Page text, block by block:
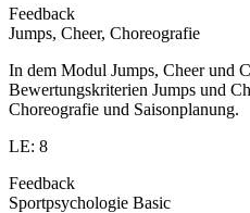
Feedback
Jumps, Cheer, Choreografie
In dem Modul Jumps, Cheer und
Bewertungskriterien Jumps und
Choreografie und Saisonplanung.
LE: 8
Feedback
Sportpsychologie Basic